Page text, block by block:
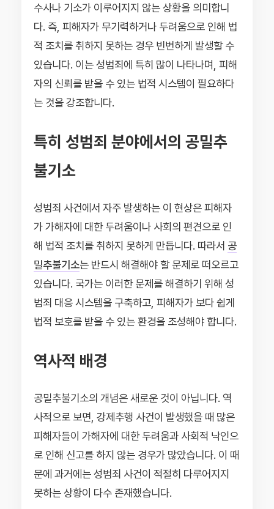
수사나 기소가 이루어지지 않는 상황을 의미합니
다. 즉, 피해자가 무기력하거나 두려움으로 인해 법
적 조치를 취하지 못하는 경우 빈번하게 발생할 수
있습니다. 이는 성범죄에 특히 많이 나타나며, 피해
자의 신뢰를 받을 수 있는 법적 시스템이 필요하다
는 것을 강조합니다.
특히 성범죄 분야에서의 공밀추
불기소
성범죄 사건에서 자주 발생하는 이 현상은 피해자
가 가해자에 대한 두려움이나 사회의 편견으로 인
해 법적 조치를 취하지 못하게 만듭니다. 따라서 공
밀추불기소는 반드시 해결해야 할 문제로 떠오르고
있습니다. 국가는 이러한 문제를 해결하기 위해 성
범죄 대응 시스템을 구축하고, 피해자가 보다 쉽게
법적 보호를 받을 수 있는 환경을 조성해야 합니다.
역사적 배경
공밀추불기소의 개념은 새로운 것이 아닙니다. 역
사적으로 보면, 강제추행 사건이 발생했을 때 많은
피해자들이 가해자에 대한 두려움과 사회적 낙인으
로 인해 신고를 하지 않는 경우가 많았습니다. 이 때
문에 과거에는 성범죄 사건이 적절히 다루어지지
못하는 상황이 다수 존재했습니다.